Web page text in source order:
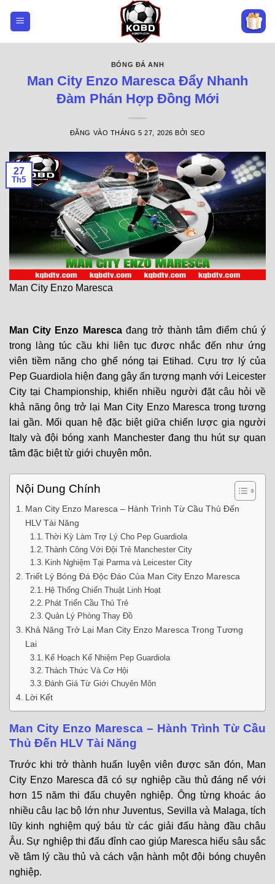
qua
BÓNG ĐÁ ANH
Man City Enzo Maresca Đẩy Nhanh
Đàm Phán Hợp Đồng Mới
ĐĂNG VÀO THÁNG 5 27, 2026 BỞI SEO
Man City Enzo Maresca
27
Th5
Man City Enzo Marescađang trở thành tâm điểm chú ý
trong làng túc cầu khi liên tục được nhắc đến như ứng
viên tiềm năng cho ghế nóng tại Etihad. Cựu trợ lý của
Pep Guardiola hiện đang gây ấn tượng mạnh với Leicester
City tại Championship, khiến nhiều người đặt câu hỏi về
khả năng ông trở lại Man City Enzo Maresca trong tương
lai gần. Mối quan hệ đặc biệt giữa chiến lược gia người
Italy và đội bóng xanh Manchester đang thu hút sự quan
tâm đặc biệt từ giới chuyên môn.
Nội Dung Chính
Man City Enzo Maresca – Hành Trình Từ Cầu Thủ Đến
HLV Tài Năng
Thời Kỳ Làm Trợ Lý Cho Pep Guardiola
Thành Công Với Đội Trẻ Manchester City
Kinh Nghiệm Tại Parma và Leicester City
Triết Lý Bóng Đá Độc Đáo Của Man City Enzo Maresca
Hệ Thống Chiến Thuật Linh Hoạt
Phát Triển Cầu Thủ Trẻ
Quản Lý Phòng Thay Đồ
Khả Năng Trở Lại Man City Enzo Maresca Trong Tương
Lai
Kế Hoạch Kế Nhiệm Pep Guardiola
Thách Thức Và Cơ Hội
Đánh Giá Từ Giới Chuyên Môn
Lời Kết
Man City Enzo Maresca – Hành Trình Từ Cầu
Thủ Đến HLV Tài Năng
Trước khi trở thành huấn luyện viên được săn đón, Man
City Enzo Maresca đã có sự nghiệp cầu thủ đáng nể với
hơn 15 năm thi đấu chuyên nghiệp. Ông từng khoác áo
nhiều câu lạc bộ lớn như Juventus, Sevilla và Malaga, tích
lũy kinh nghiệm quý báu từ các giải đấu hàng đầu châu
Âu. Sự nghiệp thi đấu đỉnh cao giúp Maresca hiểu sâu sắc
về tâm lý cầu thủ và cách vận hành một đội bóng chuyên
nghiệp.